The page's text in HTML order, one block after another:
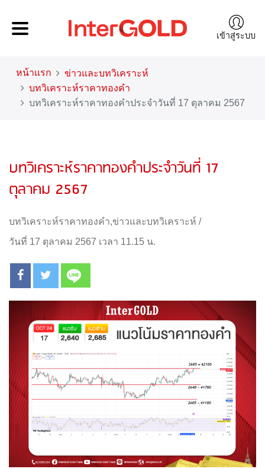
เข้าสู่ระบบ
หน้าแรก
ข่าวและบทวิเคราะห์
บทวิเคราะห์ราคาทองคำ
บทวิเคราะห์ราคาทองคำประจำวันที่ 17 ตุลาคม 2567
บทวิเคราะห์ราคาทองคำประจำวันที่ 17
ตุลาคม 2567
บทวิเคราะห์ราคาทองคำ,ข่าวและบทวิเคราะห์ /
วันที่ 17 ตุลาคม 2567 เวลา 11.15 น.